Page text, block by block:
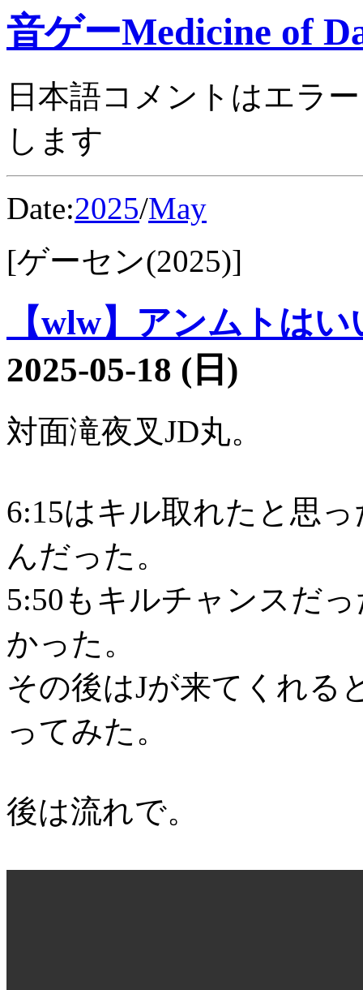
音ゲーMedicine of
日本語コメントはエラ
します
Date:2025/May
[ゲーセン(2025)]
【wlw】アンムトは
2025-05-18 (日)
対面滝夜叉JD丸。
6:15はキル取れたと思
んだった。
5:50もキルチャンスだ
かった。
その後はJが来てくれる
ってみた。
後は流れで。